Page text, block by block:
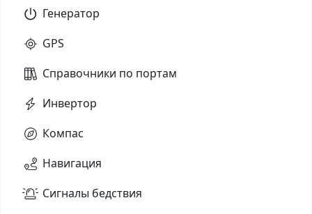
Генератор
GPS
Справочники по портам
Инвертор
Компас
Навигация
Сигналы бедствия